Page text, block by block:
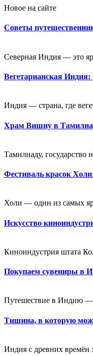
Новое на сайте
Советы
Северная Индия — это
Вегетарианская Индия:
Индия — страна, где
Храм Вишну в
Тамилнаду, государство
Фестиваль красок
Холи — один из самых
Искусство
Киноиндустрия штата
Покупаем сувениры в
Путешествие в Индию —
Тишина, в которую
Индия с древних времён